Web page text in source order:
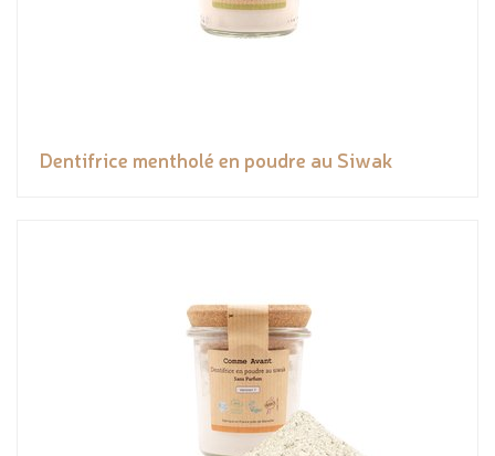
Dentifrice mentholé en poudre au Siwak